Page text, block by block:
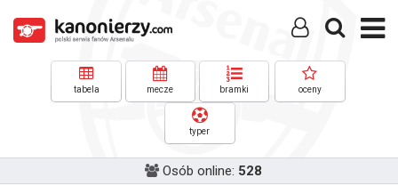
tabela mecze bramki oceny
typer
Osób online: 528